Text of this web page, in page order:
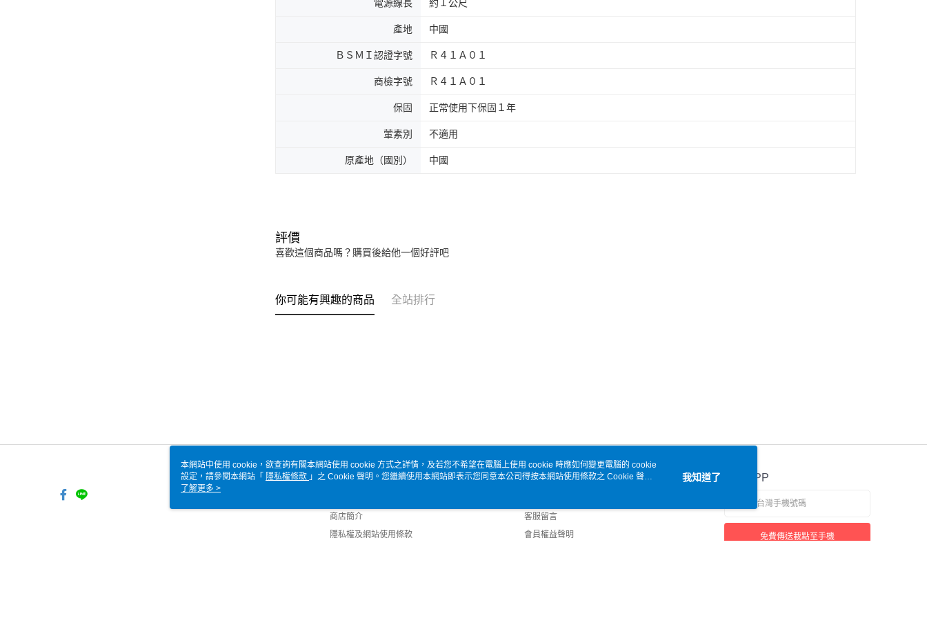
電源線長 約１公尺
產地 中國
ＢＳＭＩ認證字號 Ｒ４１Ａ０１
商檢字號 Ｒ４１Ａ０１
保固 正常使用下保固１年
葷素別 不適用
原產地（國別） 中國
評價
喜歡這個商品嗎？購買後給他一個好評吧
你可能有興趣的商品 全站排行
關於我們
商店簡介
隱私權及網站使用條款
客服資訊
客服留言
會員權益聲明
官方APP
免費傳送載點至手機
本網站中使用 cookie，欲查詢有關本網站使用 cookie 方式之詳情，及若您不希望在電腦上使用 cookie 時應如何變更電腦的 cookie
設定，請參閱本網站「 隱私權條款 」之 Cookie 聲明。您繼續使用本網站即表示您同意本公司得按本網站使用條款之 Cookie 聲明
使用 cookie。
了解更多 >
我知道了